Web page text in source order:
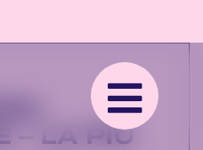
– LA PIÙ